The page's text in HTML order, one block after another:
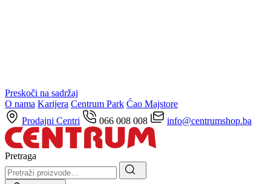
Preskoči na sadržaj
O nama Karijera Centrum Park Ćao Majstore
Prodajni Centri
066 008 008 info@centrumshop.ba
Pretraga